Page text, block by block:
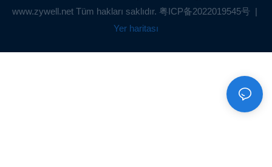
www.zywell.net Tüm hakları saklıdır. 粤ICP备2022019545号 |
Yer haritası